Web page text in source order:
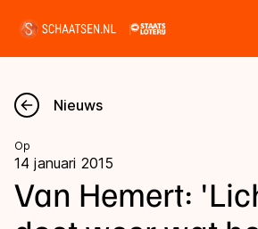
Nieuws
Kalender
Nieuws
Op
14 januari 2015
Van Hemert: